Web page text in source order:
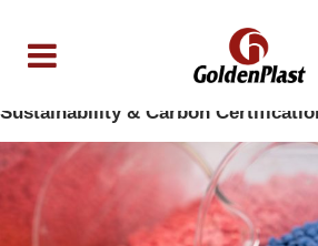
Goldenplast ottiene la
Sustainability & Carbon